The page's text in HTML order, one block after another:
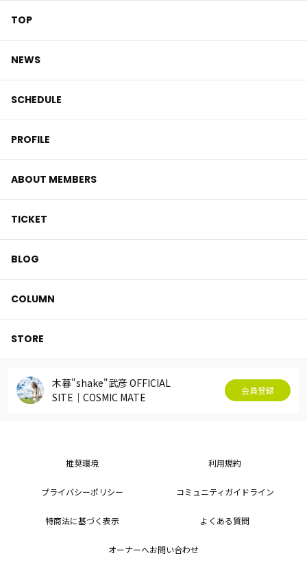
TOP
NEWS
SCHEDULE
PROFILE
ABOUT MEMBERS
TICKET
BLOG
COLUMN
STORE
木暮"shake"武彦 OFFICIAL
SITE│COSMIC MATE
会員登録
推奨環境 利用規約
プライバシーポリシー コミュニティガイドライン
特商法に基づく表示 よくある質問
オーナーへお問い合わせ